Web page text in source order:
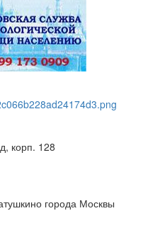
корп. 128
города Москвы